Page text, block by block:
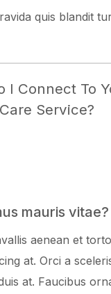
quis blandit
I Connect To
Service?
mauris vitae?
aenean et
at. Orci a
at. Faucibus